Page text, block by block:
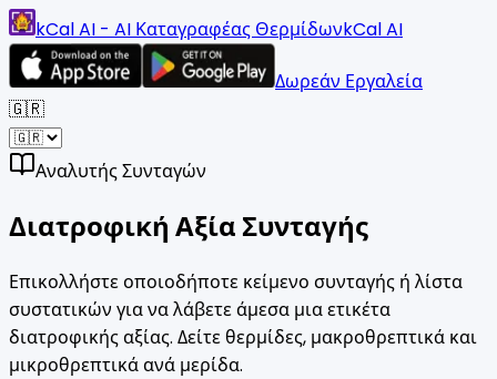
kCal AI - AI Καταγραφέας ΘερμίδωνkCal AI
Δωρεάν Εργαλεία
🇬🇷
Αναλυτής Συνταγών
Διατροφική ΑξίαΣυνταγής
Επικολλήστε οποιοδήποτε κείμενο συνταγής ή λίστα
συστατικών για να λάβετε άμεσα μια ετικέτα
διατροφικής αξίας. Δείτε θερμίδες, μακροθρεπτικά και
μικροθρεπτικά ανά μερίδα.